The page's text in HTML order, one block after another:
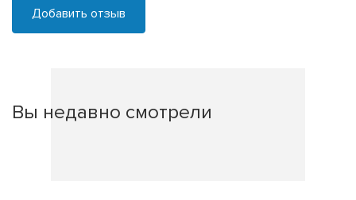
Добавить отзыв
Вы недавно смотрели